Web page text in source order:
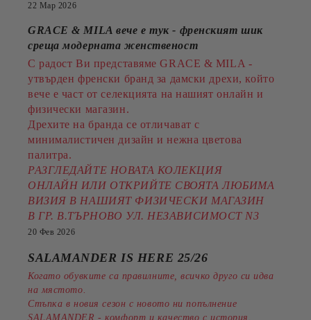
22 Мар 2026
GRACE & MILA вече е тук - френският шик
среща модерната женственост
С радост Ви представяме GRACE & MILA -
утвърден френски бранд за дамски дрехи, който
вече е част от селекцията на нашият онлайн и
физически магазин.
Дрехите на бранда се отличават с
минималистичен дизайн и нежна цветова
палитра.
РАЗГЛЕДАЙТЕ НОВАТА КОЛЕКЦИЯ
ОНЛАЙН ИЛИ ОТКРИЙТЕ СВОЯТА ЛЮБИМА
ВИЗИЯ В НАШИЯТ ФИЗИЧЕСКИ МАГАЗИН
В ГР. В.ТЪРНОВО УЛ. НЕЗАВИСИМОСТ N3
20 Фев 2026
SALAMANDER IS HERE 25/26
Когато обувките са правилните, всичко друго си идва
на мястото.
Стъпка в новия сезон с новото ни попълнение
SALAMANDER - комфорт и качество с история.